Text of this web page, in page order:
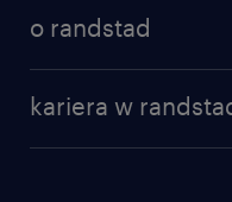
praca w amazon
o randstad
kariera w